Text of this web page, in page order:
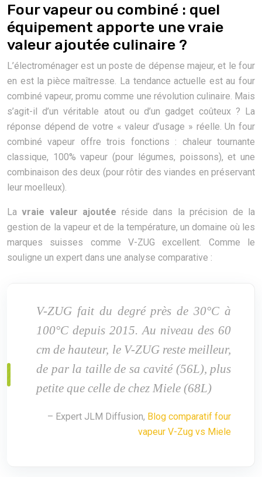
Four vapeur ou combiné : quel
équipement apporte une vraie
valeur ajoutée culinaire ?
L’électroménager est un poste de dépense majeur, et le four
en est la pièce maîtresse. La tendance actuelle est au four
combiné vapeur, promu comme une révolution culinaire. Mais
s’agit-il d’un véritable atout ou d’un gadget coûteux ? La
réponse dépend de votre « valeur d’usage » réelle. Un four
combiné vapeur offre trois fonctions : chaleur tournante
classique, 100% vapeur (pour légumes, poissons), et une
combinaison des deux (pour rôtir des viandes en préservant
leur moelleux).
Lavraie valeur ajoutée réside dans la précision de la
gestion de la vapeur et de la température, un domaine où les
marques suisses comme V-ZUG excellent. Comme le
souligne un expert dans une analyse comparative :
V-ZUG fait du degré près de 30°C à
100°C depuis 2015. Au niveau des 60
cm de hauteur, le V-ZUG reste meilleur,
de par la taille de sa cavité (56L), plus
petite que celle de chez Miele (68L)
– Expert JLM Diffusion, Blog comparatif four
vapeur V-Zug vs Miele